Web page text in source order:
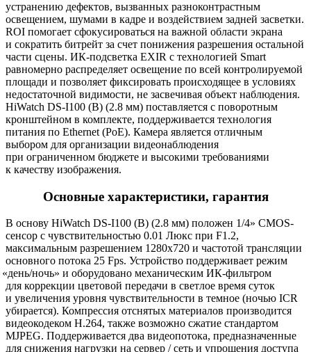
устранению дефектов, вызванных разноконтрастным
освещением, шумами в кадре и воздействием задней засветки.
ROI помогает сфокусироваться на важной области экрана
и сократить битрейт за счет понижения разрешения остальной
части сцены. ИК-подсветка EXIR с технологией Smart
равномерно распределяет освещение по всей контролируемой
площади и позволяет фиксировать происходящее в условиях
недостаточной видимости, не засвечивая объект наблюдения.
HiWatch DS-I100 (B) (2.8 мм) поставляется с поворотным
кронштейном в комплекте, поддерживается технология
питания по Ethernet (PoE). Камера является отличным
выбором для организации видеонаблюдения
при ограниченном бюджете и высокими требованиями
к качеству изображения.
Основные характеристики, гарантия
В основу HiWatch DS-I100 (B) (2.8 мм) положен 1/4» CMOS-
сенсор с чувствительностью 0.01 Люкс при F1.2,
максимальным разрешением 1280x720 и частотой трансляции
основного потока 25 Fps. Устройство поддерживает режим
«день/ночь» и оборудовано механическим ИК-фильтром
для коррекции цветовой передачи в светлое время суток
и увеличения уровня чувствительности в темное (ночью ICR
убирается). Компрессия отснятых материалов производится
видеокодеком H.264, также возможно сжатие стандартом
MJPEG. Поддерживается два видеопотока, предназначенные
для снижения нагрузки на сервер / сеть и упрощения доступа